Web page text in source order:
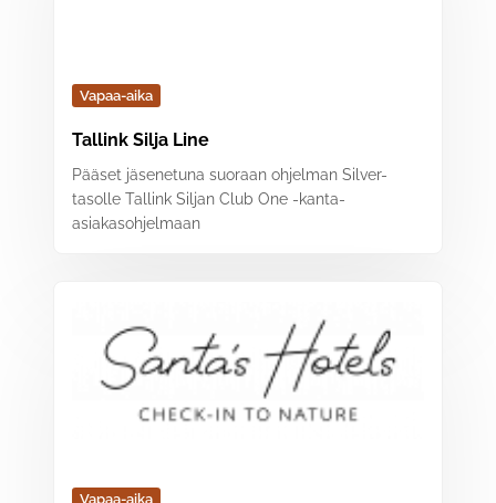
Vapaa-aika
Tallink Silja Line
Pääset jäsenetuna suoraan ohjelman Silver-
tasolle Tallink Siljan Club One -kanta-
asiakasohjelmaan
Vapaa-aika